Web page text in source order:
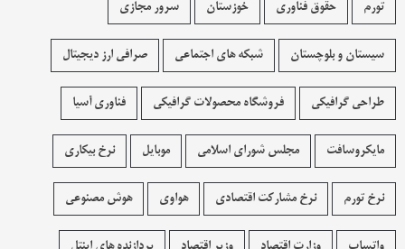
تورم حقوق فناوری خوزستان سرور مجازی
سیستان و بلوچستان شبکه های اجتماعی صرافی ارز دیجیتال
طراحی گرافیکی فروشگاه محصولات گرافيکی فناوری آسیا
مایکروسافت مجلس شورای اسلامی موبایل نرخ بیکاری
نرخ تورم نرخ مشارکت اقتصادی هواوی هوش مصنوعی